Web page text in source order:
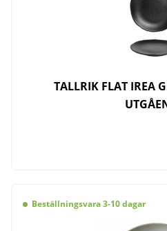
TALLRIK FLAT IREA
Beställningsvara 3-10 dagar